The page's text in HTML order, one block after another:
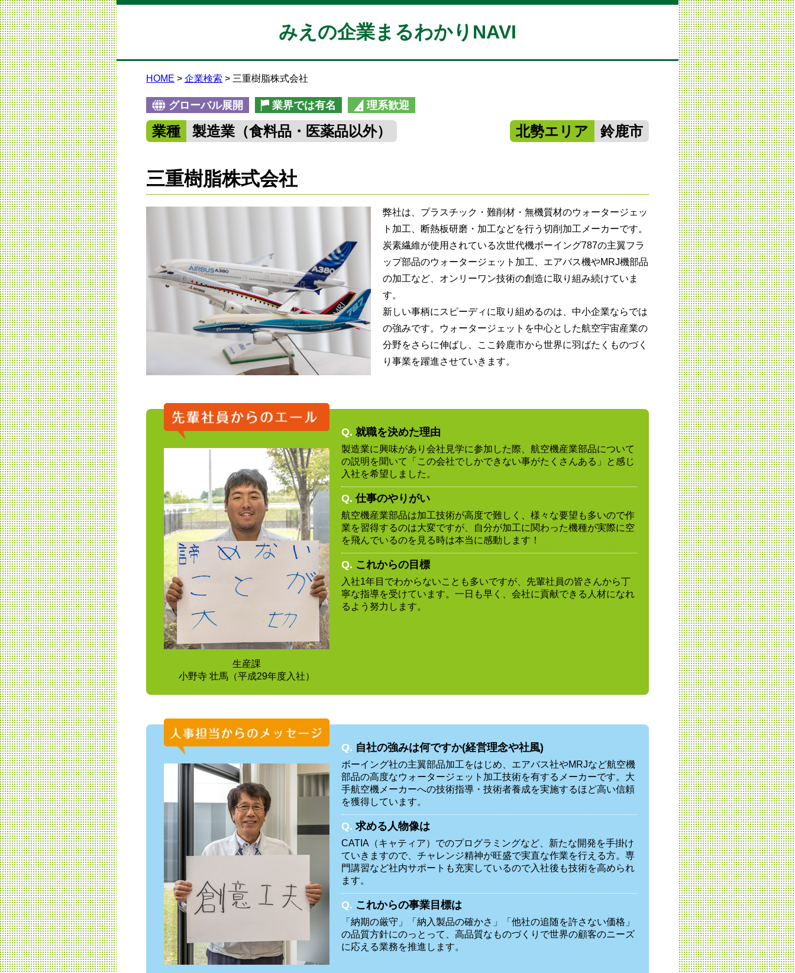
みえの企業まるわかりNAVI
HOME 企業検索 三重樹脂株式会社
グローバル展開 業界では有名 理系歓迎
業種 製造業（食料品・医薬品以外） 北勢エリア 鈴鹿市
三重樹脂株式会社
弊社は、プラスチック・難削材・無機質材のウォータージェッ
ト加工、断熱板研磨・加工などを行う切削加工メーカーです。
炭素繊維が使用されている次世代機ボーイング787の主翼フラ
ップ部品のウォータージェット加工、エアバス機やMRJ機部品
の加工など、オンリーワン技術の創造に取り組み続けていま
す。
新しい事柄にスピーディに取り組めるのは、中小企業ならでは
の強みです。ウォータージェットを中心とした航空宇宙産業の
分野をさらに伸ばし、ここ鈴鹿市から世界に羽ばたくものづく
り事業を躍進させていきます。
生産課
小野寺 壮馬（平成29年度入社）
Q. 就職を決めた理由
製造業に興味があり会社見学に参加した際、航空機産業部品について
の説明を聞いて「この会社でしかできない事がたくさんある」と感じ
入社を希望しました。
Q. 仕事のやりがい
航空機産業部品は加工技術が高度で難しく、様々な要望も多いので作
業を習得するのは大変ですが、自分が加工に関わった機種が実際に空
を飛んでいるのを見る時は本当に感動します！
Q. これからの目標
入社1年目でわからないことも多いですが、先輩社員の皆さんから丁
寧な指導を受けています。一日も早く、会社に貢献できる人材になれ
るよう努力します。
Q. 自社の強みは何ですか(経営理念や社風)
ボーイング社の主翼部品加工をはじめ、エアバス社やMRJなど航空機
部品の高度なウォータージェット加工技術を有するメーカーです。大
手航空機メーカーへの技術指導・技術者養成を実施するほど高い信頼
を獲得しています。
Q. 求める人物像は
CATIA（キャティア）でのプログラミングなど、新たな開発を手掛け
ていきますので、チャレンジ精神が旺盛で実直な作業を行える方。専
門講習など社内サポートも充実しているので入社後も技術を高められ
ます。
Q. これからの事業目標は
「納期の厳守」「納入製品の確かさ」「他社の追随を許さない価格」
の品質方針にのっとって、高品質なものづくりで世界の顧客のニーズ
に応える業務を推進します。